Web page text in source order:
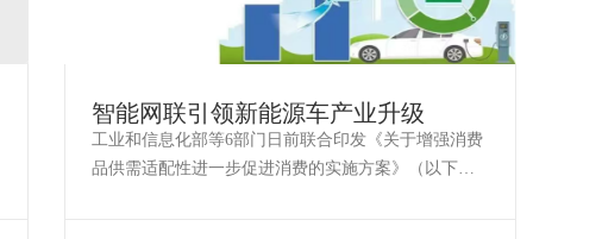
智能网联引领新能源车产业升级
工业和信息化部等6部门日前联合印发《关于增强消费
品供需适配性进一步促进消费的实施方案》（以下简